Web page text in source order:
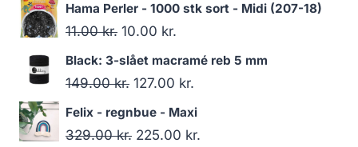
Hama Perler - 1000 stk sort - Midi (207-18)
11.00kr. 10.00 kr.
Black: 3-slået macramé reb 5 mm
149.00kr. 127.00 kr.
Felix - regnbue - Maxi
329.00kr. 225.00 kr.